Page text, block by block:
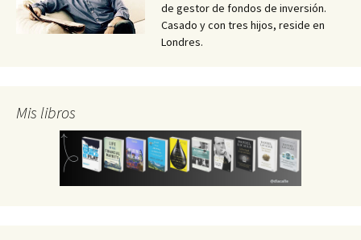
de gestor de fondos de inversión.
Casado y con tres hijos, reside en
Londres.
Mis libros